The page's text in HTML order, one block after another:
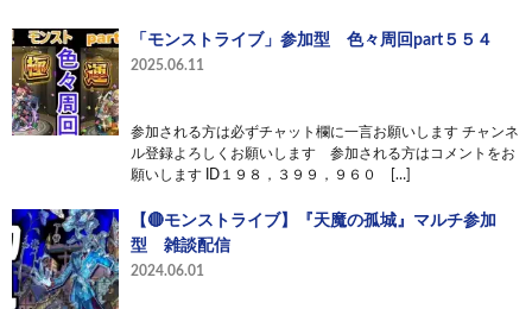
「モンストライブ」参加型 色々周回part５５４
2025.06.11
参加される方は必ずチャット欄に一言お願いします チャンネ
ル登録よろしくお願いします 参加される方はコメントをお
願いします ID１９８，３９９，９６０ […]
【🔴モンストライブ】『天魔の孤城』マルチ参加
型 雑談配信
2024.06.01